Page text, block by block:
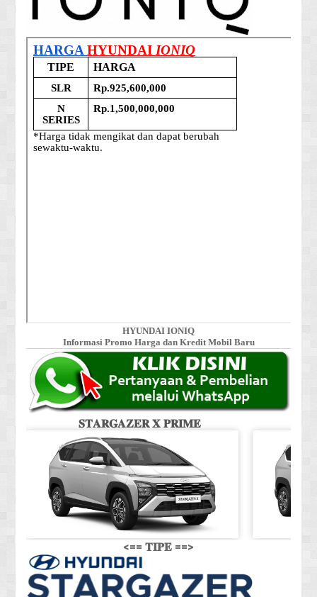
HYUNDAI IONIQ
Informasi Promo Harga dan Kredit Mobil Baru
𝐒𝐓𝐀𝐑𝐆𝐀𝐙𝐄𝐑 𝐗 𝐏𝐑𝐈𝐌𝐄
<== 𝐓𝐈𝐏𝐄 ==>